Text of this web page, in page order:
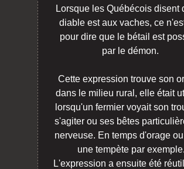
Lorsque les Québécois disent
diable est aux vaches, ce
pour dire que le bétail est
par le démon.
Cette expression trouve son
dans le milieu rural, elle était
lorsqu'un fermier voyait son
s'agiter ou ses bêtes
nerveuse. En temps d'orage
une tempète par exemple.
L'expression a ensuite été